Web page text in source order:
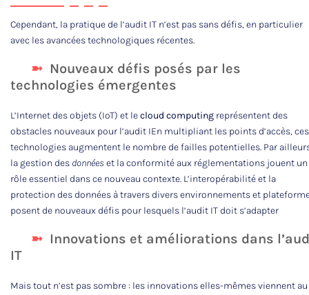
Cependant, la pratique de l’audit IT n’est pas sans défis, en particulier
avec les avancées technologiques récentes.
Nouveaux défis posés par les
technologies émergentes
L’Internet des objets (IoT) et lecloud computing représentent des
obstacles nouveaux pour l’audit IEn multipliant les points d’accès, ces
technologies augmentent le nombre de failles potentielles. Par
la gestion des données et la conformité aux réglementations jouent un
rôle essentiel dans ce nouveau contexte. L’interopérabilité et la
protection des données à travers divers environnements et
posent de nouveaux défis pour lesquels l’audit IT doit s’adapter
Innovations et améliorations dans
IT
Mais tout n’est pas sombre : les innovations elles-mêmes viennent au